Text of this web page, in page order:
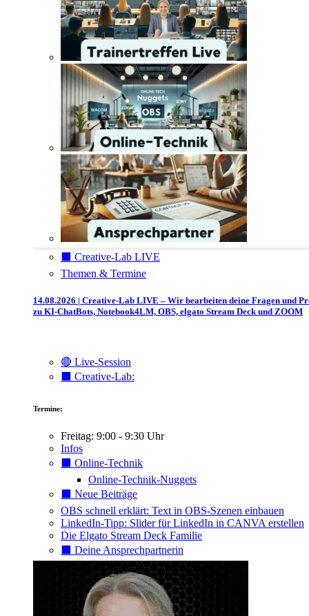
⬛️ Creative-Lab LIVE
Themen & Termine
14.08.2026 | Creative-Lab LIVE – Wir bearbeiten deine Fragen und
zu KI-ChatBots, Notebook4LM, OBS, elgato Stream Deck und ZOOM
🔴 Live-Session
⬛️ Creative-Lab:
Termine:
Freitag: 9:00 - 9:30 Uhr
Infos
⬛️ Online-Technik
Online-Technik-Nuggets
⬛️ Neue Beiträge
OBS schnell erklärt: Text in OBS-Szenen einbauen
LinkedIn-Tipp: Slider für LinkedIn in CANVA erstellen
Die Elgato Stream Deck Familie
⬛️ Deine Ansprechpartnerin